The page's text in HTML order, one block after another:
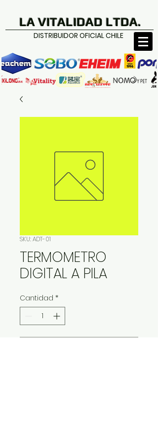
LA VITALIDAD LTDA.
DISTRIBUIDOR OFICIAL CHILE
SKU: ADT-01
TERMOMETRO
DIGITAL A PILA
Cantidad *